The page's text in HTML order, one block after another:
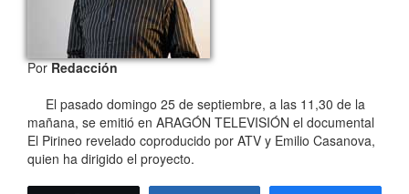
PorRedacción
El pasado domingo 25 de septiembre, a las 11,30 de la
mañana, se emitió en ARAGÓN TELEVISIÓN el documental
El Pirineo revelado coproducido por ATV y Emilio Casanova,
quien ha dirigido el proyecto.